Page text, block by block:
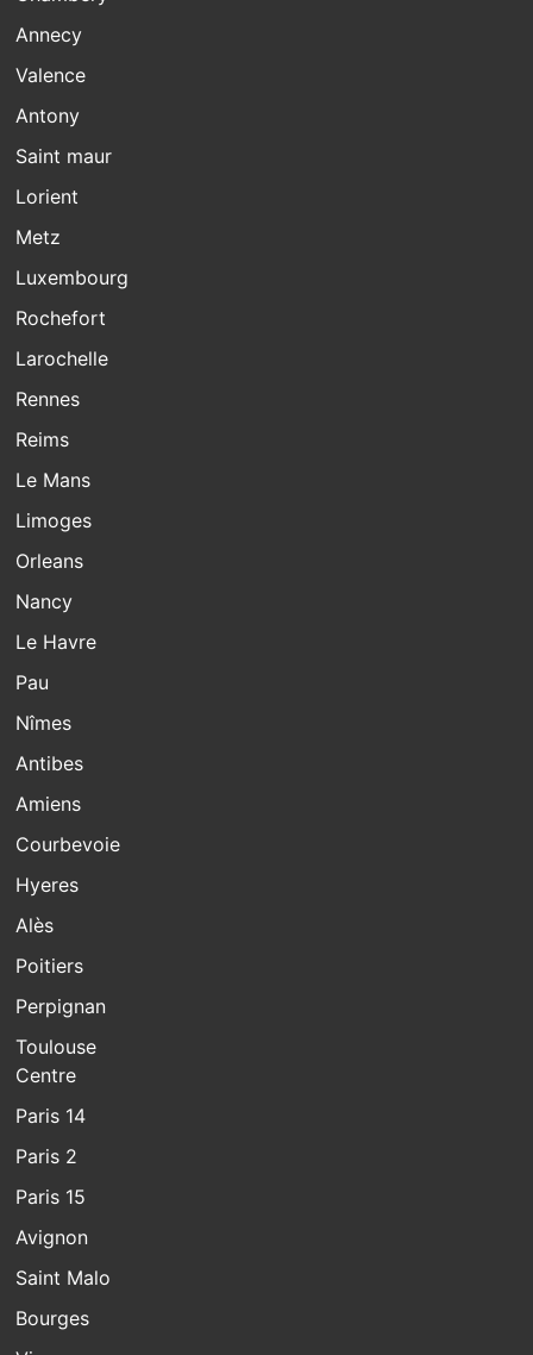
Annecy
Valence
Antony
Saint maur
Lorient
Metz
Luxembourg
Rochefort
Larochelle
Rennes
Reims
Le Mans
Limoges
Orleans
Nancy
Le Havre
Pau
Nîmes
Antibes
Amiens
Courbevoie
Hyeres
Alès
Poitiers
Perpignan
Toulouse
Centre
Paris 14
Paris 2
Paris 15
Avignon
Saint Malo
Bourges